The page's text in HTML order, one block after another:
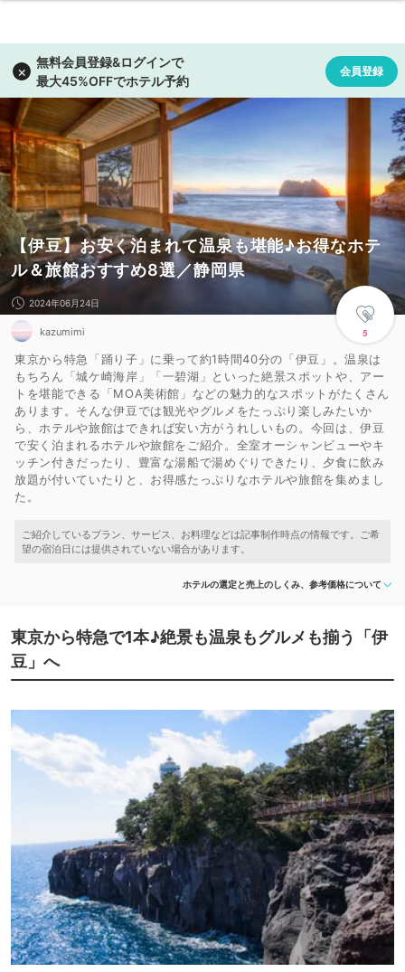
【伊豆】お安く泊まれて温泉も堪能♪お得なホテ
ル＆旅館おすすめ8選／静岡県
5
2024年06月24日
kazumimi
東京から特急「踊り子」に乗って約1時間40分の「伊豆」。温泉は
もちろん「城ケ崎海岸」「一碧湖」といった絶景スポットや、アー
トを堪能できる「MOA美術館」などの魅力的なスポットがたくさん
あります。そんな伊豆では観光やグルメをたっぷり楽しみたいか
ら、ホテルや旅館はできれば安い方がうれしいもの。今回は、伊豆
で安く泊まれるホテルや旅館をご紹介。全室オーシャンビューやキ
ッチン付きだったり、豊富な湯船で湯めぐりできたり、夕食に飲み
放題が付いていたりと、お得感たっぷりなホテルや旅館を集めまし
た。
ホテルの選定と売上のしくみ、参考価格について
東京から特急で1本♪絶景も温泉もグルメも揃う「伊
豆」へ